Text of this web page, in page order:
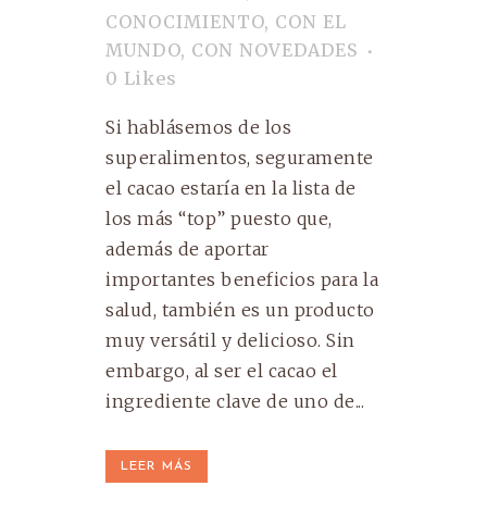
CONOCIMIENTO, CON EL
MUNDO, CON NOVEDADES
0 Likes
Si hablásemos de los
superalimentos, seguramente
el cacao estaría en la lista de
los más “top” puesto que,
además de aportar
importantes beneficios para la
salud, también es un producto
muy versátil y delicioso. Sin
embargo, al ser el cacao el
ingrediente clave de uno de...
LEER MÁS